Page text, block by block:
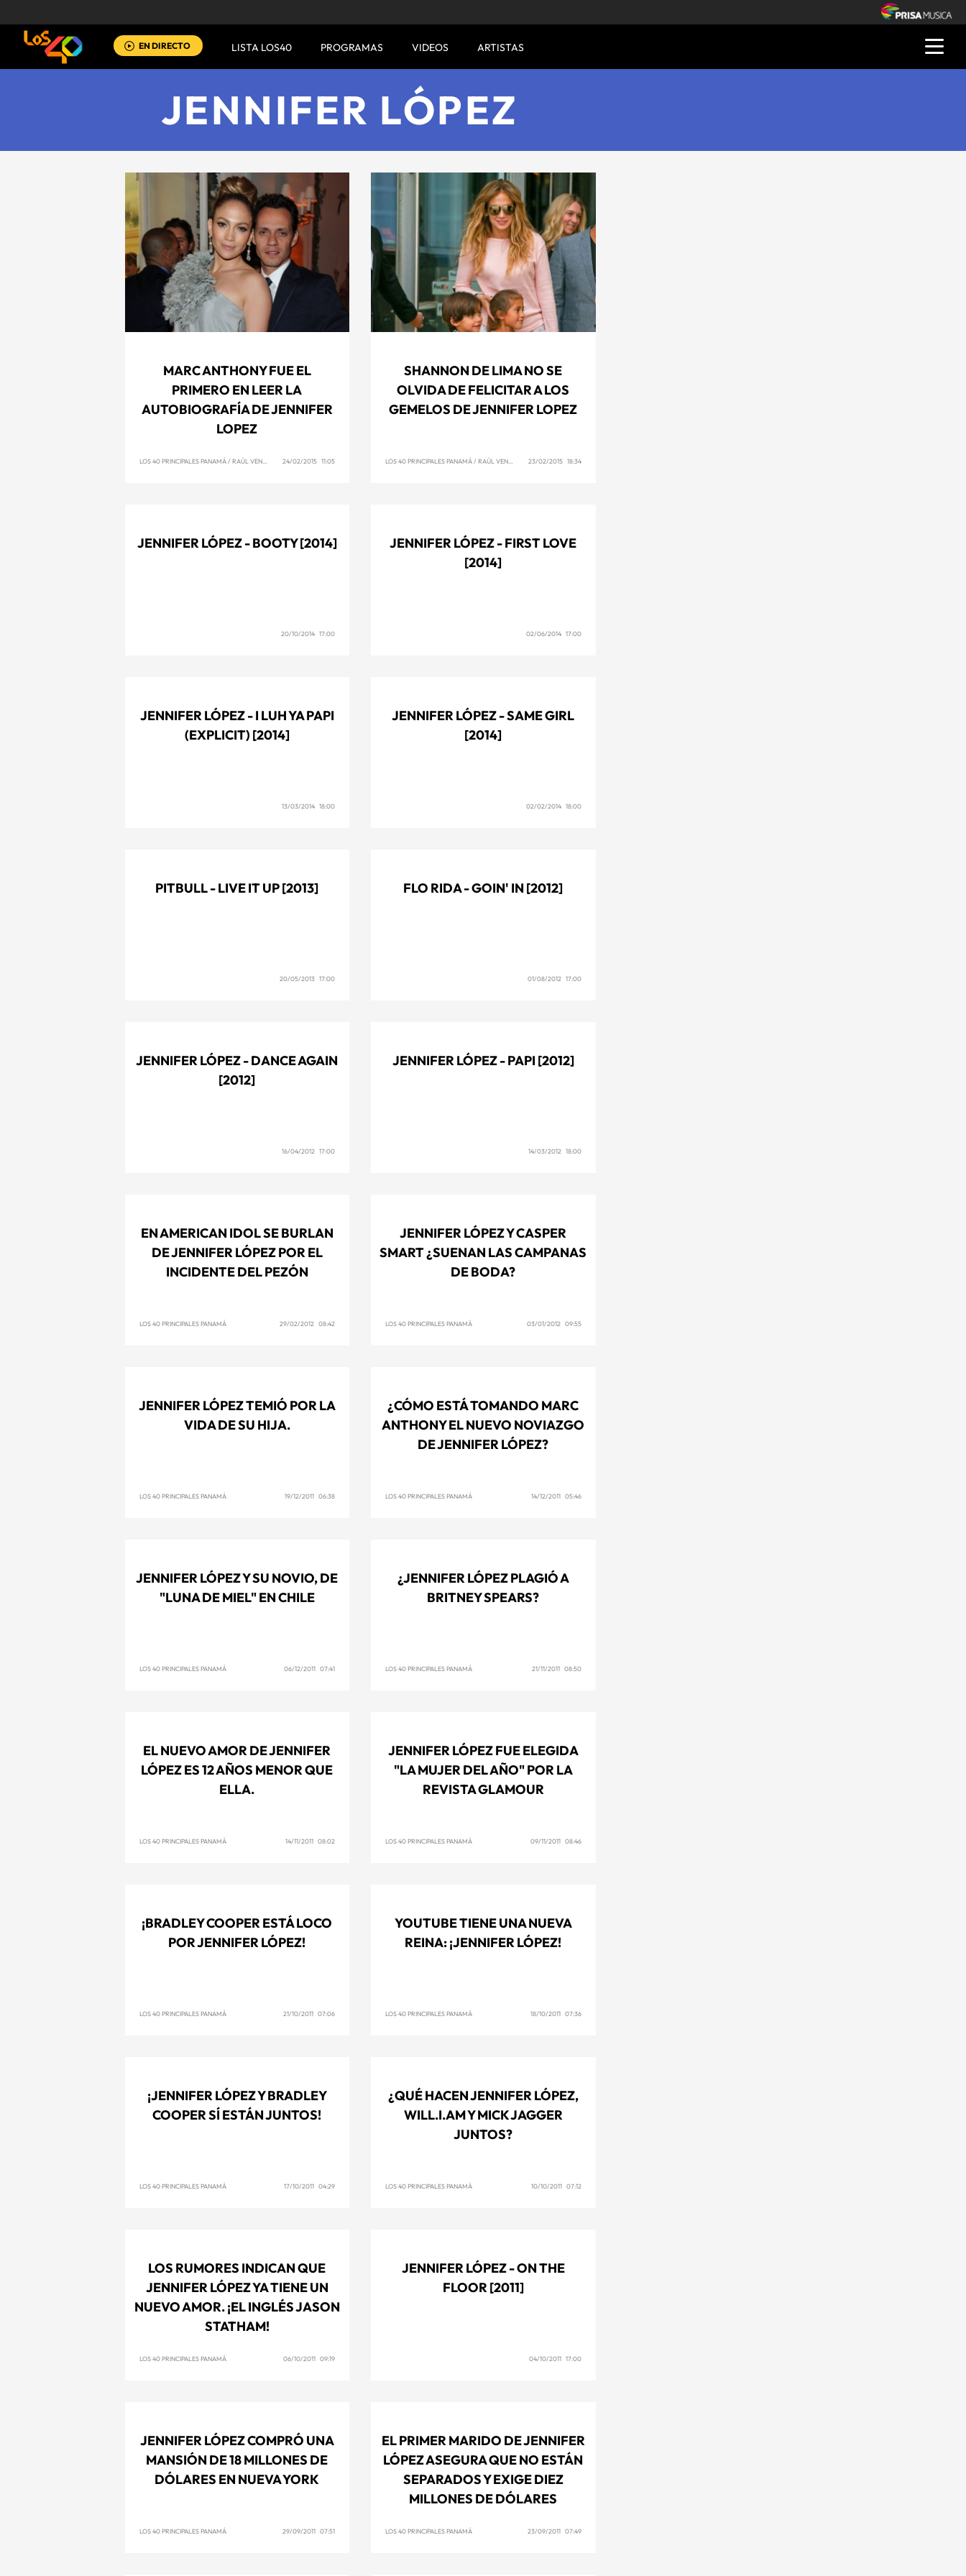
EN DIRECTO LISTA LOS40 PROGRAMAS VIDEOS ARTISTAS
JENNIFER LÓPEZ
MARC ANTHONY FUE EL
PRIMERO EN LEER LA
AUTOBIOGRAFÍA DE JENNIFER
LOPEZ
LOS 40 PRINCIPALES PANAMÁ/ RAÚL VENCE 24/02/2015 11:05
SHANNON DE LIMA NO SE
OLVIDA DE FELICITAR A LOS
GEMELOS DE JENNIFER LOPEZ
LOS 40 PRINCIPALES PANAMÁ/ RAÚL VENCE 23/02/2015 18:34
JENNIFER LÓPEZ - BOOTY [2014]
20/10/2014 17:00
JENNIFER LÓPEZ - FIRST LOVE
[2014]
02/06/2014 17:00
JENNIFER LÓPEZ - I LUH YA PAPI
(EXPLICIT) [2014]
13/03/2014 18:00
JENNIFER LÓPEZ - SAME GIRL
[2014]
02/02/2014 18:00
PITBULL - LIVE IT UP [2013]
20/05/2013 17:00
FLO RIDA - GOIN' IN [2012]
01/08/2012 17:00
JENNIFER LÓPEZ - DANCE AGAIN
[2012]
16/04/2012 17:00
JENNIFER LÓPEZ - PAPI [2012]
14/03/2012 18:00
EN AMERICAN IDOL SE BURLAN
DE JENNIFER LÓPEZ POR EL
INCIDENTE DEL PEZÓN
LOS 40 PRINCIPALES PANAMÁ 29/02/2012 08:42
JENNIFER LÓPEZ Y CASPER
SMART ¿SUENAN LAS CAMPANAS
DE BODA?
LOS 40 PRINCIPALES PANAMÁ 03/01/2012 09:55
JENNIFER LÓPEZ TEMIÓ POR LA
VIDA DE SU HIJA.
LOS 40 PRINCIPALES PANAMÁ 19/12/2011 06:38
¿CÓMO ESTÁ TOMANDO MARC
ANTHONY EL NUEVO NOVIAZGO
DE JENNIFER LÓPEZ?
LOS 40 PRINCIPALES PANAMÁ 14/12/2011 05:46
JENNIFER LÓPEZ Y SU NOVIO, DE
"LUNA DE MIEL" EN CHILE
LOS 40 PRINCIPALES PANAMÁ 06/12/2011 07:41
¿JENNIFER LÓPEZ PLAGIÓ A
BRITNEY SPEARS?
LOS 40 PRINCIPALES PANAMÁ 21/11/2011 08:50
EL NUEVO AMOR DE JENNIFER
LÓPEZ ES 12 AÑOS MENOR QUE
ELLA.
LOS 40 PRINCIPALES PANAMÁ 14/11/2011 08:02
JENNIFER LÓPEZ FUE ELEGIDA
"LA MUJER DEL AÑO" POR LA
REVISTA GLAMOUR
LOS 40 PRINCIPALES PANAMÁ 09/11/2011 08:46
¡BRADLEY COOPER ESTÁ LOCO
POR JENNIFER LÓPEZ!
LOS 40 PRINCIPALES PANAMÁ 21/10/2011 07:06
YOUTUBE TIENE UNA NUEVA
REINA: ¡JENNIFER LÓPEZ!
LOS 40 PRINCIPALES PANAMÁ 18/10/2011 07:36
¡JENNIFER LÓPEZ Y BRADLEY
COOPER SÍ ESTÁN JUNTOS!
LOS 40 PRINCIPALES PANAMÁ 17/10/2011 04:29
¿QUÉ HACEN JENNIFER LÓPEZ,
WILL.I.AM Y MICK JAGGER
JUNTOS?
LOS 40 PRINCIPALES PANAMÁ 10/10/2011 07:12
LOS RUMORES INDICAN QUE
JENNIFER LÓPEZ YA TIENE UN
NUEVO AMOR. ¡EL INGLÉS JASON
STATHAM!
LOS 40 PRINCIPALES PANAMÁ 06/10/2011 09:19
JENNIFER LÓPEZ - ON THE
FLOOR [2011]
04/10/2011 17:00
JENNIFER LÓPEZ COMPRÓ UNA
MANSIÓN DE 18 MILLONES DE
DÓLARES EN NUEVA YORK
LOS 40 PRINCIPALES PANAMÁ 29/09/2011 07:51
EL PRIMER MARIDO DE JENNIFER
LÓPEZ ASEGURA QUE NO ESTÁN
SEPARADOS Y EXIGE DIEZ
MILLONES DE DÓLARES
LOS 40 PRINCIPALES PANAMÁ 23/09/2011 07:49